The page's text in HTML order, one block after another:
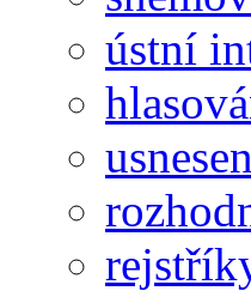
ústní